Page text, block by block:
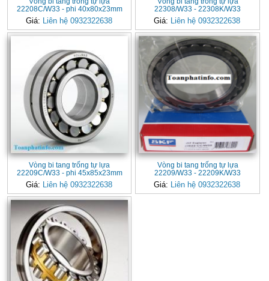
22208C/W33 - phi 40x80x23mm
Giá: Liên hệ 0932322638
22308/W33 - 22308K/W33
Giá: Liên hệ 0932322638
Vòng bi tang trống tự lựa
22209C/W33 - phi 45x85x23mm
Giá: Liên hệ 0932322638
Vòng bi tang trống tự lựa
22209/W33 - 22209K/W33
Giá: Liên hệ 0932322638